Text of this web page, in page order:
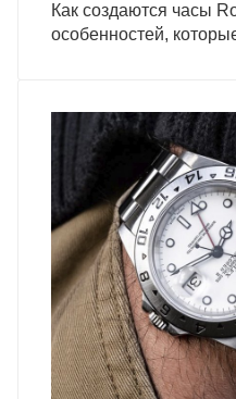
Как создаются часы
особенностей,